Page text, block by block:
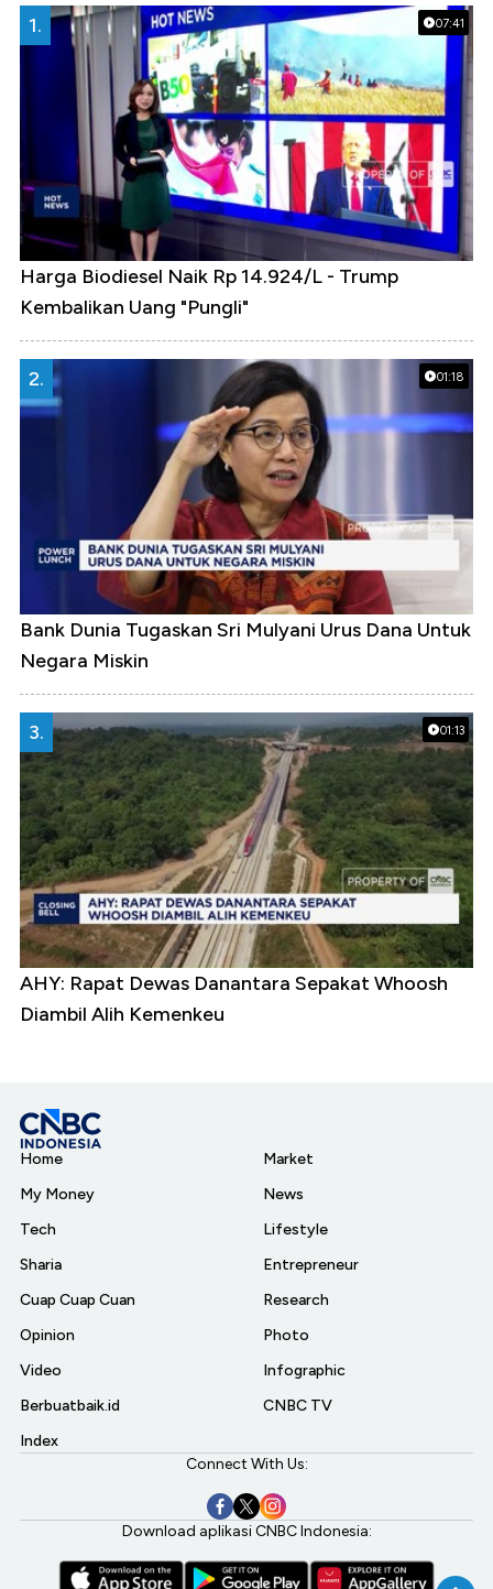
07:41
1.
Harga Biodiesel Naik Rp 14.924/L - Trump
Kembalikan Uang "Pungli"
01:18
2.
Bank Dunia Tugaskan Sri Mulyani Urus Dana Untuk
Negara Miskin
01:13
3.
AHY: Rapat Dewas Danantara Sepakat Whoosh
Diambil Alih Kemenkeu
Home
My Money
Tech
Sharia
Cuap Cuap Cuan
Opinion
Video
Berbuatbaik.id
Index
Market
News
Lifestyle
Entrepreneur
Research
Photo
Infographic
CNBC TV
Connect With Us:
Download aplikasi CNBC Indonesia: